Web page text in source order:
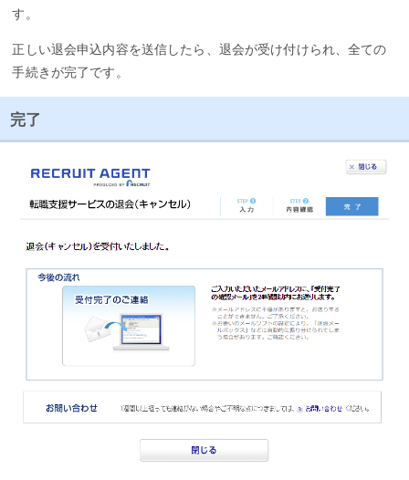
す。
正しい退会申込内容を送信したら、退会が受け付けられ、全ての
手続きが完了です。
完了